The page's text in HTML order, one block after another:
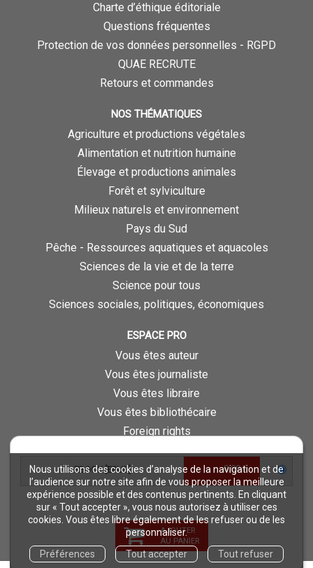
Nous utilisons des cookies d’analyse de la navigation et de
l’audience sur notre site afin de vous proposer la meilleure
expérience possible et des contenus pertinents. En cliquant
sur « Tout accepter », vous nous autorisez à utiliser ces
cookies. Vous êtes libre également de les refuser ou de les
personnaliser.
Préférences
Tout accepter Tout refuser
EBOOK [EPUB] 0,00 €
AJOUTER
AU PANIER
Charte d’éthique éditoriale
Questions fréquentes
Protection de vos données personnelles - RGPD
QUAE RECRUTE
Retours et commandes
NOS THÉMATIQUES
Agriculture et productions végétales
Alimentation et nutrition humaine
Élevage et productions animales
Forêt et sylviculture
Milieux naturels et environnement
Pays du Sud
Pêche - Ressources aquatiques et aquacoles
Sciences de la vie et de la terre
Science pour tous
Sciences sociales, politiques, économiques
ESPACE PRO
Vous êtes auteur
Vous êtes journaliste
Vous êtes libraire
Vous êtes bibliothécaire
Foreign rights
Procédure d'évaluation
NOTRE SITE
Quae © 2018
Mentions légales
Déclaration d'accessibilité